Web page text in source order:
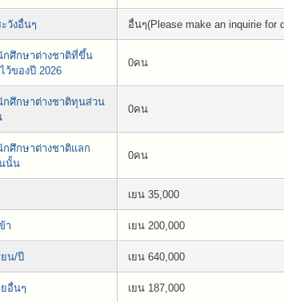
วังอื่นๆ อื่นๆ(Please make an inquirie for
กศึกษาต่างชาติที่ขึ้น
ว้ของปี 2026
0คน
ศึกษาต่างชาติทุนส่วน
0คน
ศึกษาต่างชาติแลก
นั้น
0คน
เยน 35,000
า เยน 200,000
ยน/ปี เยน 640,000
อื่นๆ เยน 187,000